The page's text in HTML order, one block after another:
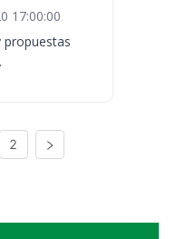
17:00:00
propuestas
2